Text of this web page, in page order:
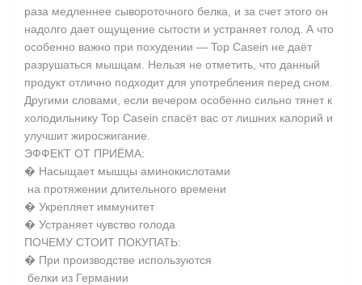
раза медленнее сывороточного белка, и за счет этого он
надолго дает ощущение сытости и устраняет голод. А что
особенно важно при похудении — Top Casein не даёт
разрушаться мышцам. Нельзя не отметить, что данный
продукт отлично подходит для употребления перед сном.
Другими словами, если вечером особенно сильно тянет к
холодильнику Top Casein спасёт вас от лишних калорий и
улучшит жиросжигание.
ЭФФЕКТ ОТ ПРИЁМА:
� Насыщает мышцы аминокислотами
на протяжении длительного времени
� Укрепляет иммунитет
� Устраняет чувство голода
ПОЧЕМУ СТОИТ ПОКУПАТЬ:
� При производстве используются
белки из Германии